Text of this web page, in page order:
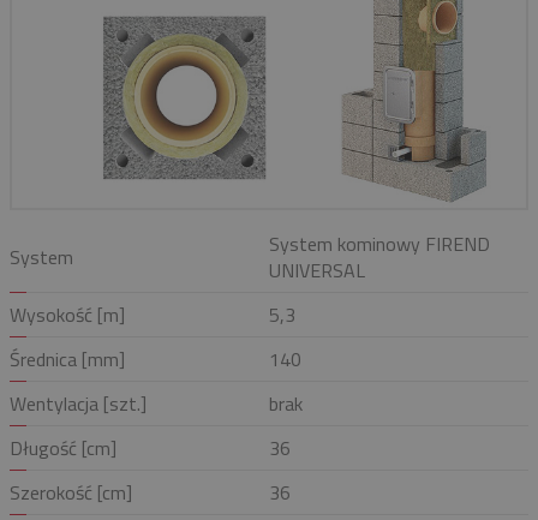
System
System kominowy FIREND
UNIVERSAL
Wysokość [m]
5,3
Średnica [mm]
140
Wentylacja [szt.]
brak
Długość [cm]
36
Szerokość [cm]
36